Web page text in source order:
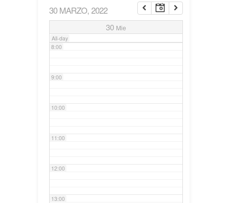
30 MARZO, 2022
30 Mie
All-day
7:00
8:00
9:00
10:00
11:00
12:00
13:00